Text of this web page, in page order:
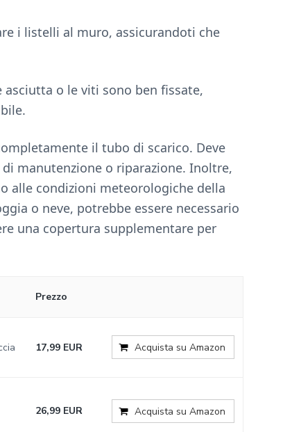
i listelli al muro, assicurandoti che
o le viti sono ben fissate,
il tubo di scarico. Deve
manutenzione o riparazione. Inoltre,
alle condizioni meteorologiche della
o neve, potrebbe essere necessario
una copertura supplementare per
Prezzo
17,99 EUR Acquista su Amazon
26,99 EUR Acquista su Amazon